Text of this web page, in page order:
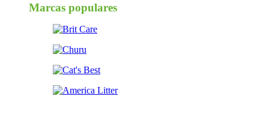
Marcas populares